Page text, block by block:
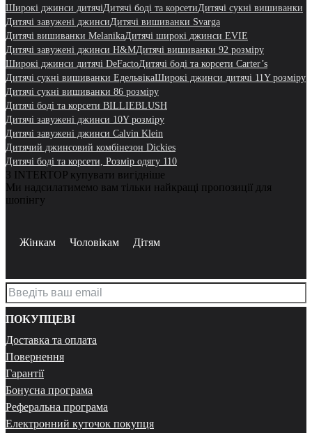
Широкі джинси дитячіДитячі боді та корсетиДитячі сукні вишиванки
Дитячі завужені джинсиДитячі вишиванки Svarga
Дитячі вишиванки MelanikaДитячі широкі джинси EVIE
Дитячі завужені джинси H&MДитячі вишиванки 92 розміру
Широкі джинси дитячі DeFactoДитячі боді та корсети Carter’s
Дитячі сукні вишиванки ЕдельвікаШирокі джинси дитячі 11Y розміру
Дитячі сукні вишиванки 86 розміру
Дитячі боді та корсети BILLIEBLUSH
Дитячі завужені джинси 10Y розміру
Дитячі завужені джинси Calvin Klein
Дитячий джинсовий комбінезон Dickies
Дитячі боді та корсети, Розмір одягу 110
З INTERTOP купувати вигідніше
Ми надсилатимемо вам тільки найкращі пропозиції для
шопінгу
Жінкам Чоловікам Дітям
ПОКУПЦЕВІ
Доставка та оплата
Повернення
Гарантії
Бонусна програма
Реферальна програма
Електронний куточок покупця